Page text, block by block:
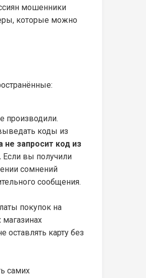
мошенники
которые можно
производили.
коды из
не запросит код из
Если вы получили
сомнений
сообщения.
покупок на
карту без
самих